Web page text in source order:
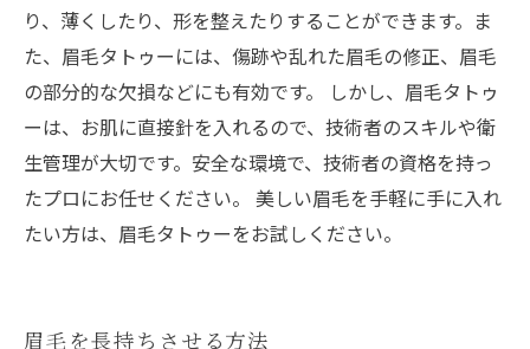
り、薄くしたり、形を整えたりすることができます。ま
た、眉毛タトゥーには、傷跡や乱れた眉毛の修正、眉毛
の部分的な欠損などにも有効です。 しかし、眉毛タトゥ
ーは、お肌に直接針を入れるので、技術者のスキルや衛
生管理が大切です。安全な環境で、技術者の資格を持っ
たプロにお任せください。 美しい眉毛を手軽に手に入れ
たい方は、眉毛タトゥーをお試しください。
眉毛を長持ちさせる方法